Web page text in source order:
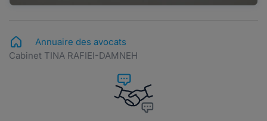
Annuaire des avocats
Cabinet TINA RAFIEI-DAMNEH